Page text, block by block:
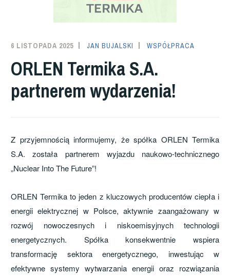
6 LISTOPADA 2025 JAN BUJALSKI WSPÓŁPRACA
ORLEN Termika S.A.
partnerem wydarzenia!
Z przyjemnością informujemy, że spółka ORLEN Termika
S.A. została partnerem wyjazdu naukowo-technicznego
„Nuclear Into The Future”!
ORLEN Termika to jeden z kluczowych producentów ciepła i
energii elektrycznej w Polsce, aktywnie zaangażowany w
rozwój nowoczesnych i niskoemisyjnych technologii
energetycznych. Spółka konsekwentnie wspiera
transformację sektora energetycznego, inwestując w
efektywne systemy wytwarzania energii oraz rozwiązania